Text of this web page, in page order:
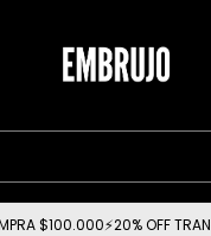
$100.000⚡20% OFF